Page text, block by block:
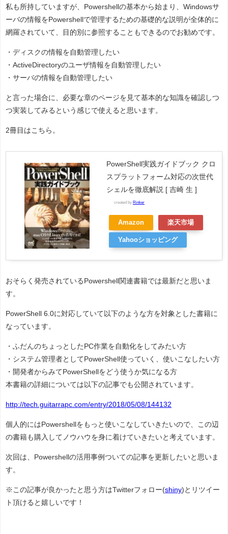
私も所持していますが、Powershellの基本から始まり、Windowsサ
ーバの情報をPowershellで管理するための基礎的な説明が全体的に
網羅されていて、目的別に参照することもできるのでお勧めです。
・ディスクの情報を自動管理したい
・ActiveDirectoryのユーザ情報を自動管理したい
・サーバの情報を自動管理したい
と言った場合に、必要な章のページを見て基本的な知識を確認しつ
つ実装してみるという感じで使えると思います。
2冊目はこちら。
PowerShell実践ガイドブック クロ
スプラットフォーム対応の次世代
シェルを徹底解説 [ 吉崎 生 ]
created by Rinker
Amazon 楽天市場
Yahooショッピング
おそらく発売されているPowershell関連書籍では最新だと思いま
す。
PowerShell 6.0に対応していて以下のような方を対象とした書籍に
なっています。
・ふだんのちょっとしたPC作業を自動化をしてみたい方
・システム管理者としてPowerShell使っていく、使いこなしたい方
・開発者からみてPowerShellをどう使うか気になる方
本書籍の詳細については以下の記事でも公開されています。
http://tech.guitarrapc.com/entry/2018/05/08/144132
個人的にはPowershellをもっと使いこなしていきたいので、この辺
の書籍も購入してノウハウを身に着けていきたいと考えています。
次回は、Powershellの活用事例ついての記事を更新したいと思いま
す。
※この記事が良かったと思う方はTwitterフォロー(shiny)とリツイー
ト頂けると嬉しいです！